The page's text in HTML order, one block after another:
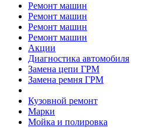
Ремонт машин
Ремонт машин
Ремонт машин
Ремонт машин
Акции
Диагностика автомобиля
Замена цепи ГРМ
Замена ремня ГРМ
Кузовной ремонт
Марки
Мойка и полировка